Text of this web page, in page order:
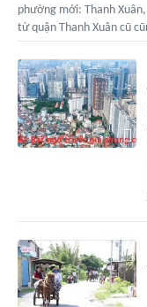
phường mới: Thanh
từ quận Thanh Xuân cũ